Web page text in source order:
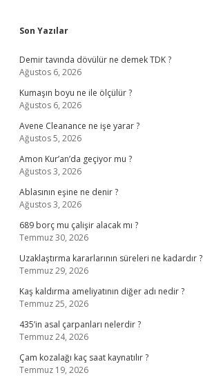
Sidebar
Son Yazılar
Demir tavında dövülür ne demek TDK ?
Ağustos 6, 2026
Kumaşın boyu ne ile ölçülür ?
Ağustos 6, 2026
Avene Cleanance ne işe yarar ?
Ağustos 5, 2026
Amon Kur’an’da geçiyor mu ?
Ağustos 3, 2026
Ablasının eşine ne denir ?
Ağustos 3, 2026
689 borç mu çalişir alacak mı ?
Temmuz 30, 2026
Uzaklaştırma kararlarının süreleri ne kadardır ?
Temmuz 29, 2026
Kaş kaldırma ameliyatının diğer adı nedir ?
Temmuz 25, 2026
435’in asal çarpanları nelerdir ?
Temmuz 24, 2026
Çam kozalağı kaç saat kaynatılır ?
Temmuz 19, 2026